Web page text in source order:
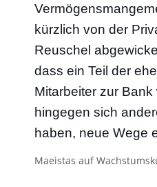
kürzlich von der
Reuschel
dass ein Teil der
Mitarbeiter zur
hingegen sich
haben, neue Wege
Maeistas auf